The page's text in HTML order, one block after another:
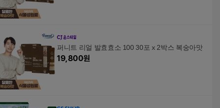
퍼니트 리얼 발효효소 100 30포 x 2박스 복숭아맛
19,800원